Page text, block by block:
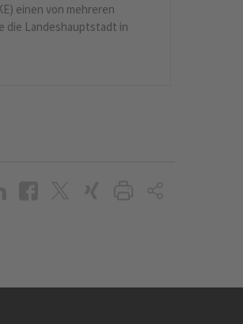
einen von mehreren
die Landeshauptstadt in